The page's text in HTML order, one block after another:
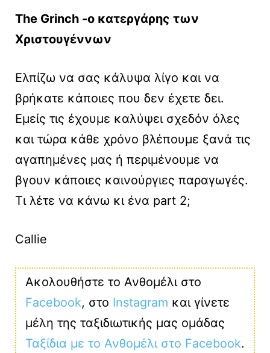
The Grinch -ο κατεργάρης των
Χριστουγέννων
Ελπίζω να σας κάλυψα λίγο και να
βρήκατε κάποιες που δεν έχετε δει.
Εμείς τις έχουμε καλύψει σχεδόν όλες
και τώρα κάθε χρόνο βλέπουμε ξανά τις
αγαπημένες μας ή περιμένουμε να
βγουν κάποιες καινούργιες παραγωγές.
Τι λέτε να κάνω κι ένα part 2;
Callie
Ακολουθήστε το Ανθομέλι στο
Facebook, στο Instagram και γίνετε
μέλη της ταξιδιωτικής μας ομάδας
Ταξίδια με το Ανθομέλι στο Facebook.